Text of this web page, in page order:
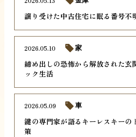
譲り受けた中古住宅に眠る番号不
締め出しの恐怖から解放された玄
ック生活
2026.05.10 家
鍵の専門家が語るキーレスキーの
策
2026.05.09 車